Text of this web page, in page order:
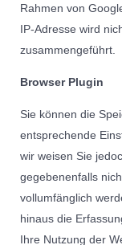
Rahmen von
IP-Adresse wird
zusammengeführt.
Browser Plugin
Sie können die
entsprechende
wir weisen Sie
gegebenenfalls
vollumfänglich
hinaus die
Ihre Nutzung der